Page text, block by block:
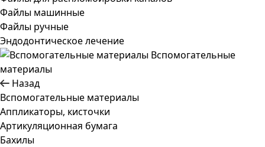
Файлы машинные
Файлы ручные
Эндодонтическое лечение
Вспомогательные
материалы
Назад
Вспомогательные материалы
Аппликаторы, кисточки
Артикуляционная бумага
Бахилы